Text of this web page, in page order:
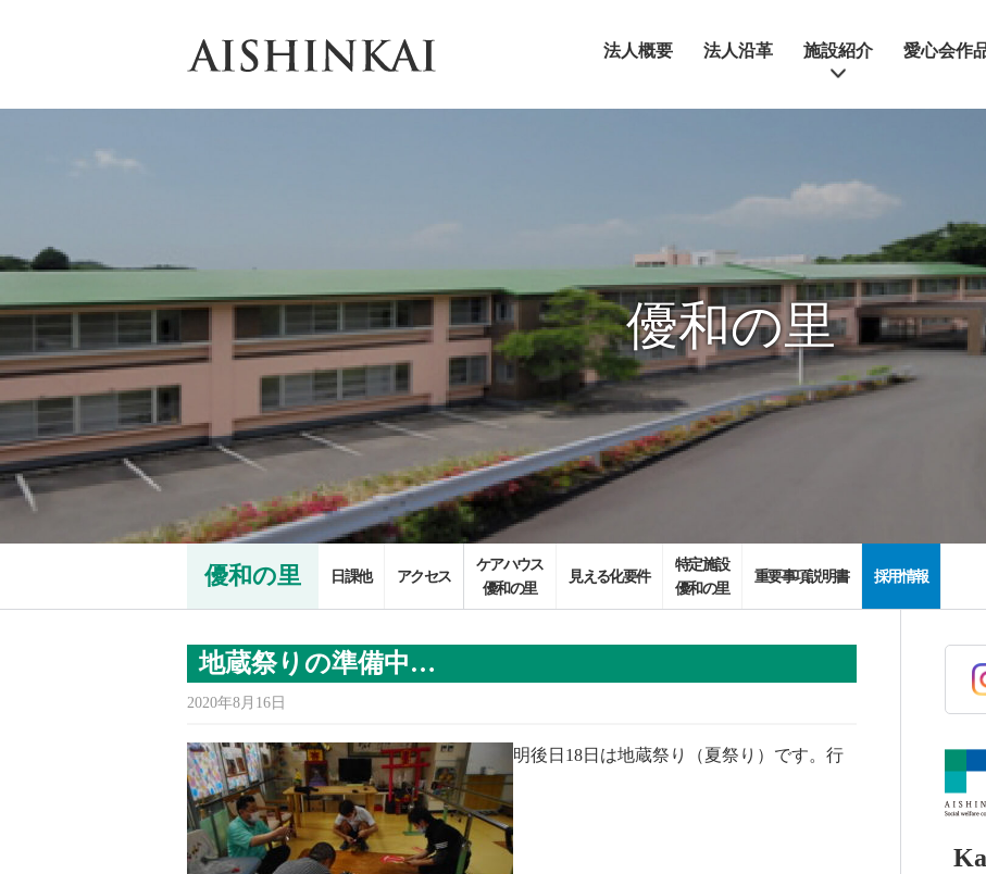
法人概要 法人沿革 施設紹介 愛心会作
優和の里
優和の里 日課他 アクセス
ケアハウス
優和の里
見える化要件
特定施設
優和の里
重要事項説明書 採用情報
地蔵祭りの準備中…
2020年8月16日
明後日18日は地蔵祭り（夏祭り）です。行